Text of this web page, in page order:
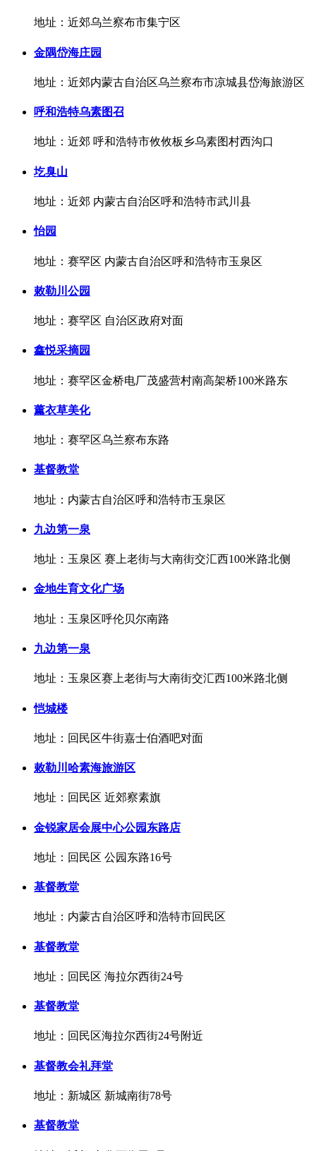
地址：近郊乌兰察布市集宁区
金隅岱海庄园
地址：近郊内蒙古自治区乌兰察布市凉城县岱海旅游区
​呼和浩特乌素图召
地址：近郊 呼和浩特市攸攸板乡乌素图村西沟口
圪臭山
地址：近郊 内蒙古自治区呼和浩特市武川县
怡园
地址：赛罕区 内蒙古自治区呼和浩特市玉泉区
敕勒川公园
地址：赛罕区 自治区政府对面
鑫悦采摘园
地址：赛罕区金桥电厂茂盛营村南高架桥100米路东
薰衣草美化
地址：赛罕区乌兰察布东路
基督教堂
地址：内蒙古自治区呼和浩特市玉泉区
九边第一泉
地址：玉泉区 赛上老街与大南街交汇西100米路北侧
金地生育文化广场
地址：玉泉区呼伦贝尔南路
九边第一泉
地址：玉泉区赛上老街与大南街交汇西100米路北侧
恺城楼
地址：回民区牛街嘉士伯酒吧对面
敕勒川哈素海旅游区
地址：回民区 近郊察素旗
金锐家居会展中心公园东路店
地址：回民区 公园东路16号
基督教堂
地址：内蒙古自治区呼和浩特市回民区
基督教堂
地址：回民区 海拉尔西街24号
基督教堂
地址：回民区海拉尔西街24号附近
基督教会礼拜堂
地址：新城区 新城南街78号
基督教堂